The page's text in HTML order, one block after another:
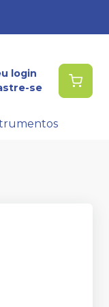
login
se